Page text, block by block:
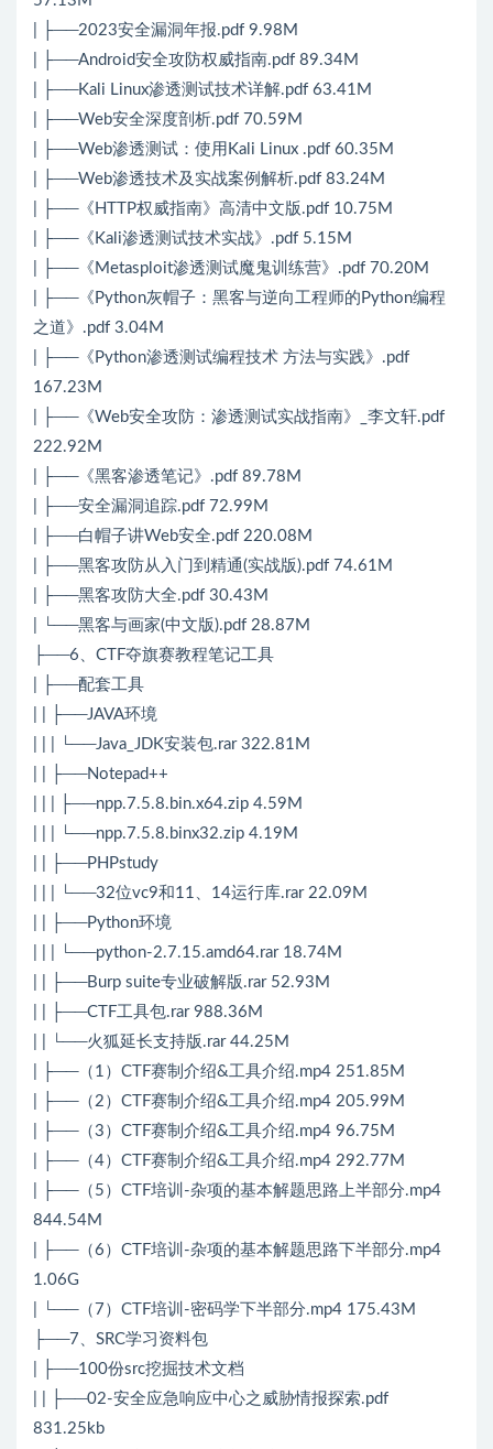
| ├──2023安全漏洞年报.pdf 9.98M
| ├──Android安全攻防权威指南.pdf 89.34M
| ├──Kali Linux渗透测试技术详解.pdf 63.41M
| ├──Web安全深度剖析.pdf 70.59M
| ├──Web渗透测试：使用Kali Linux .pdf 60.35M
| ├──Web渗透技术及实战案例解析.pdf 83.24M
| ├──《HTTP权威指南》高清中文版.pdf 10.75M
| ├──《Kali渗透测试技术实战》.pdf 5.15M
| ├──《Metasploit渗透测试魔鬼训练营》.pdf 70.20M
| ├──《Python灰帽子：黑客与逆向工程师的Python编程
之道》.pdf 3.04M
| ├──《Python渗透测试编程技术 方法与实践》.pdf
167.23M
| ├──《Web安全攻防：渗透测试实战指南》_李文轩.pdf
222.92M
| ├──《黑客渗透笔记》.pdf 89.78M
| ├──安全漏洞追踪.pdf 72.99M
| ├──白帽子讲Web安全.pdf 220.08M
| ├──黑客攻防从入门到精通(实战版).pdf 74.61M
| ├──黑客攻防大全.pdf 30.43M
| └──黑客与画家(中文版).pdf 28.87M
├──6、CTF夺旗赛教程笔记工具
| ├──配套工具
| | ├──JAVA环境
| | | └──Java_JDK安装包.rar 322.81M
| | ├──Notepad++
| | | ├──npp.7.5.8.bin.x64.zip 4.59M
| | | └──npp.7.5.8.binx32.zip 4.19M
| | ├──PHPstudy
| | | └──32位vc9和11、14运行库.rar 22.09M
| | ├──Python环境
| | | └──python-2.7.15.amd64.rar 18.74M
| | ├──Burp suite专业破解版.rar 52.93M
| | ├──CTF工具包.rar 988.36M
| | └──火狐延长支持版.rar 44.25M
| ├──（1）CTF赛制介绍&工具介绍.mp4 251.85M
| ├──（2）CTF赛制介绍&工具介绍.mp4 205.99M
| ├──（3）CTF赛制介绍&工具介绍.mp4 96.75M
| ├──（4）CTF赛制介绍&工具介绍.mp4 292.77M
| ├──（5）CTF培训-杂项的基本解题思路上半部分.mp4
844.54M
| ├──（6）CTF培训-杂项的基本解题思路下半部分.mp4
1.06G
| └──（7）CTF培训-密码学下半部分.mp4 175.43M
├──7、SRC学习资料包
| ├──100份src挖掘技术文档
| | ├──02-安全应急响应中心之威胁情报探索.pdf
831.25kb